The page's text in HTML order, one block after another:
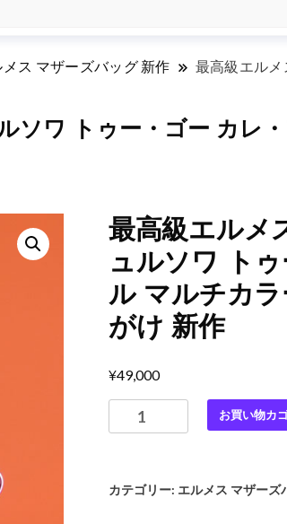
メス マザーズバッグ 新作
最高級エルメ
ソワ トゥー・ゴー カレ
最高級エルメ
ュルソワ ト
ル マルチカ
がけ 新作
¥49,000
高
ル
お買い物カ
カテゴリー: エルメス マザーズ